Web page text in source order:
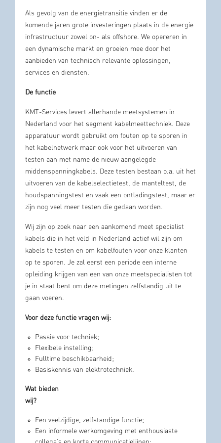
Als gevolg van de energietransitie vinden er de
komende jaren grote investeringen plaats in de energie
infrastructuur zowel on- als offshore. We opereren in
een dynamische markt en groeien mee door het
aanbieden van technisch relevante oplossingen,
services en diensten.
De functie
KMT-Services levert allerhande meetsystemen in
Nederland voor het segment kabelmeettechniek. Deze
apparatuur wordt gebruikt om fouten op te sporen in
het kabelnetwerk maar ook voor het uitvoeren van
testen aan met name de nieuw aangelegde
middenspanningkabels. Deze testen bestaan o.a. uit het
uitvoeren van de kabelselectietest, de manteltest, de
houdspanningstest en vaak een ontladingstest, maar er
zijn nog veel meer testen die gedaan worden.
Wij zijn op zoek naar een aankomend meet specialist
kabels die in het veld in Nederland actief wil zijn om
kabels te testen en om kabelfouten voor onze klanten
op te sporen. Je zal eerst een periode een interne
opleiding krijgen van een van onze meetspecialisten tot
je in staat bent om deze metingen zelfstandig uit te
gaan voeren.
Voor deze functie vragen wij:
Passie voor techniek;
Flexibele instelling;
Fulltime beschikbaarheid;
Basiskennis van elektrotechniek.
Wat bieden
Een veelzijdige, zelfstandige functie;
Een informele werkomgeving met enthousiaste